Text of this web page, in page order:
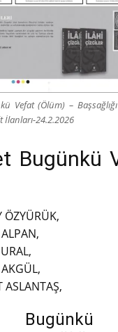
Vefat (Ölüm) –
İlanları-24.2.2026
Bugünkü
ÖZYÜRÜK,
ASLANTAŞ,
Bugünkü